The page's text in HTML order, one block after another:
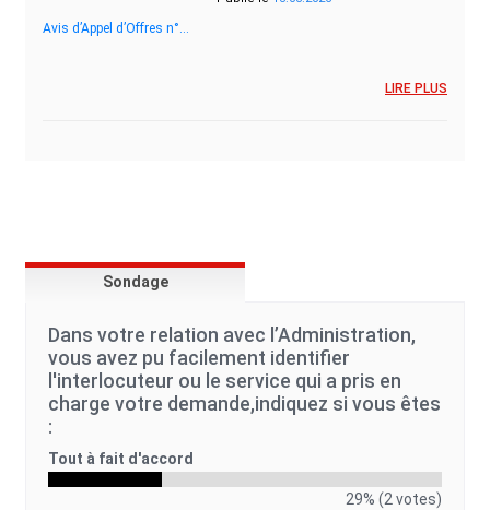
Avis d’Appel d’Offres n°…
LIRE PLUS
Sondage
Dans votre relation avec l’Administration,
vous avez pu facilement identifier
l'interlocuteur ou le service qui a pris en
charge votre demande,indiquez si vous êtes
:
Tout à fait d'accord
29% (2 votes)